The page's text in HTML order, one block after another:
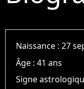
Naissance :27
Âge :41 ans
Signe